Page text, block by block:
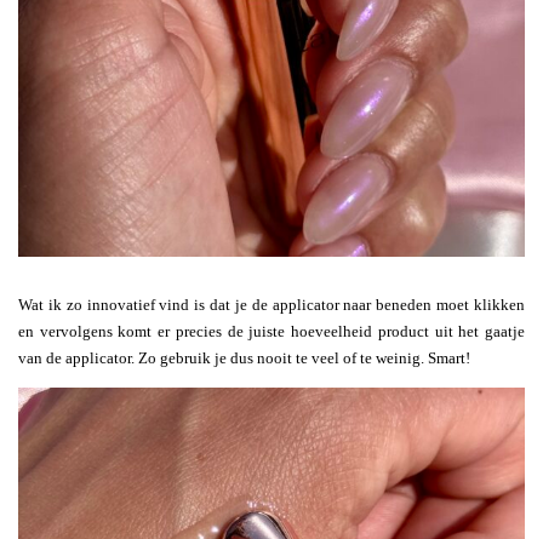
Wat ik zo innovatief vind is dat je de applicator naar beneden moet klikken
en vervolgens komt er precies de juiste hoeveelheid product uit het gaatje
van de applicator. Zo gebruik je dus nooit te veel of te weinig. Smart!